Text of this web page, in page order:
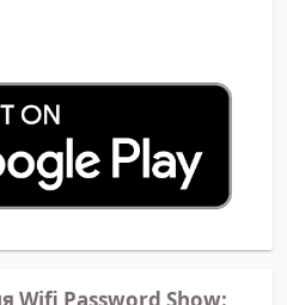
Password Show: